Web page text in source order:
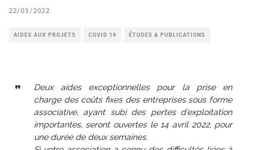
22/03/2022
AIDES AUX PROJETS COVID 19 ÉTUDES & PUBLICATIONS
Deux aides exceptionnelles pour la prise en
charge des coûts fixes des entreprises sous forme
associative, ayant subi des pertes d’exploitation
importantes, seront ouvertes le 14 avril 2022, pour
une durée de deux semaines.